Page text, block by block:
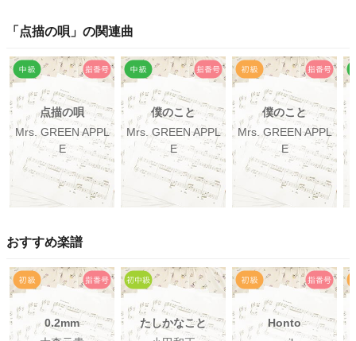
「 点描の唄 」の関連曲
点描の唄
Mrs. GREEN APPL
E
僕のこと
Mrs. GREEN APPL
E
僕のこと
Mrs. GREEN APPL
E
おすすめ楽譜
0.2mm
たしかなこと
Honto